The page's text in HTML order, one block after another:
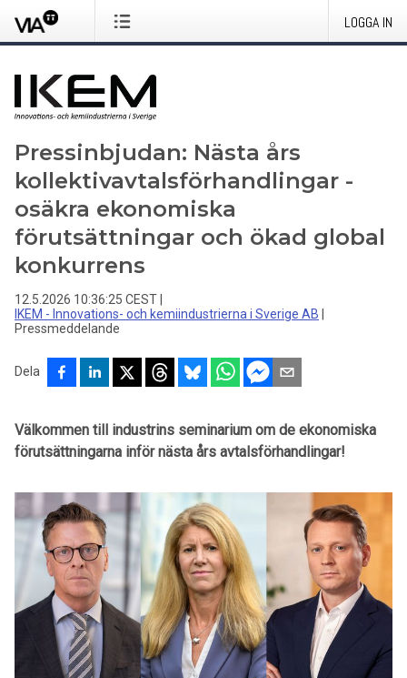
LOGGA IN
Pressinbjudan: Nästa års
kollektivavtalsförhandlingar -
osäkra ekonomiska
förutsättningar och ökad global
konkurrens
12.5.2026 10:36:25 CEST
IKEM - Innovations- och kemiindustrierna i Sverige AB
Pressmeddelande
Dela
Välkommen till industrins seminarium om de ekonomiska
förutsättningarna inför nästa års avtalsförhandlingar!